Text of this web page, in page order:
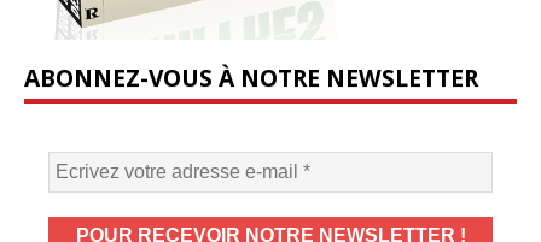
ABONNEZ-VOUS À NOTRE NEWSLETTER